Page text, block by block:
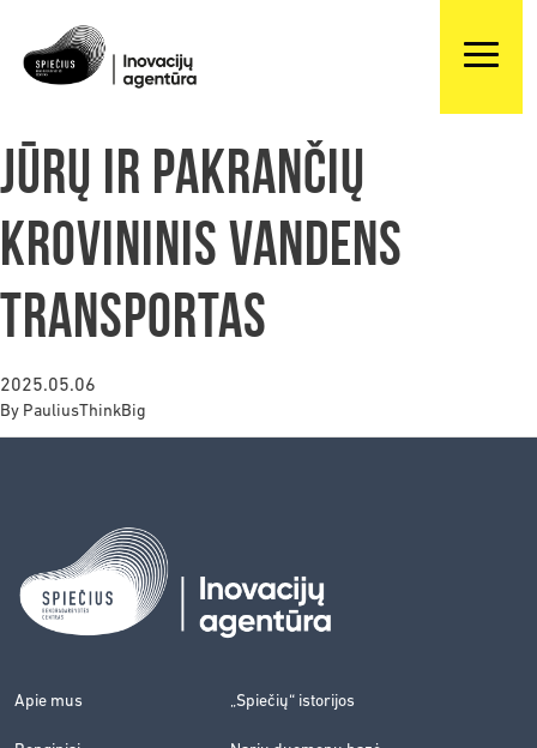
Jūrų ir pakrančių
krovininis vandens
transportas
2025.05.06
By PauliusThinkBig
Apie mus „Spiečių“ istorijos